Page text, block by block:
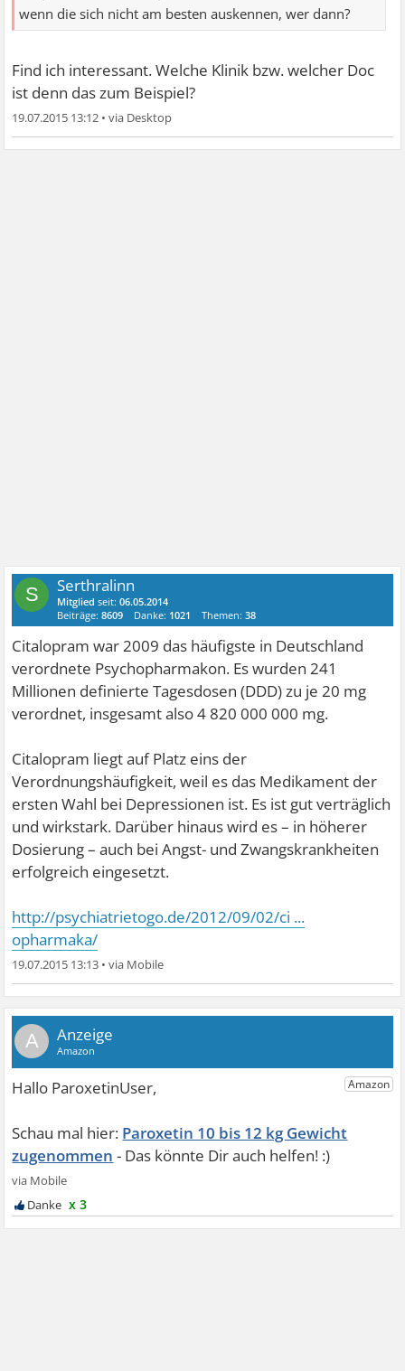
wenn die sich nicht am besten auskennen, wer dann?
Find ich interessant. Welche Klinik bzw. welcher Doc
ist denn das zum Beispiel?
19.07.2015 13:12 •
S Serthralinn
Mitglied seit:06.05.2014
Beiträge:8609 Danke: 1021 Themen:38
Citalopram war 2009 das häufigste in Deutschland
verordnete Psychopharmakon. Es wurden 241
Millionen definierte Tagesdosen (DDD) zu je 20 mg
verordnet, insgesamt also 4 820 000 000 mg.
Citalopram liegt auf Platz eins der
Verordnungshäufigkeit, weil es das Medikament der
ersten Wahl bei Depressionen ist. Es ist gut verträglich
und wirkstark. Darüber hinaus wird es – in höherer
Dosierung – auch bei Angst- und Zwangskrankheiten
erfolgreich eingesetzt.
http://psychiatrietogo.de/2012/09/02/ci ...
opharmaka/
19.07.2015 13:13 •
A
Paroxetin 10 bis 12 kg Gewicht
zugenommen
x 3